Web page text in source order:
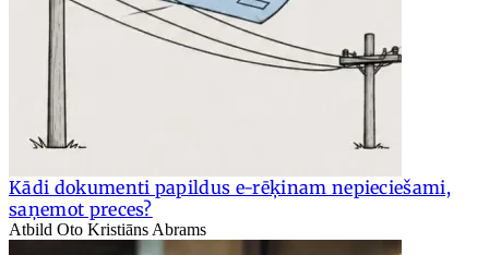
Kādi dokumenti papildus e-rēķinam nepieciešami,
saņemot preces?
Atbild Oto Kristiāns Abrams